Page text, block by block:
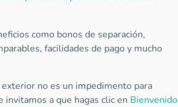
como bonos de separación,
facilidades de pago y mucho
no es un impedimento para
invitamos a que hagas clic en Bienvenido